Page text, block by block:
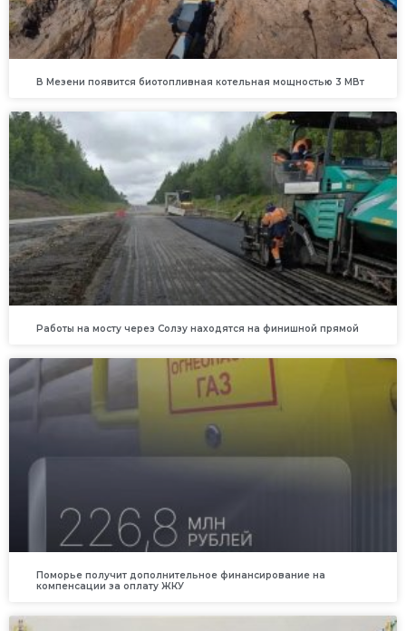
В Мезени появится биотопливная котельная мощностью 3 МВт
Работы на мосту через Солзу находятся на финишной прямой
Поморье получит дополнительное финансирование на
компенсации за оплату ЖКУ